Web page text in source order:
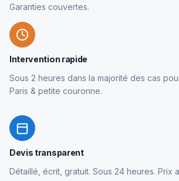
Garanties couvertes.
Intervention rapide
Sous 2 heures dans la majorité des cas
Paris & petite couronne.
Devis transparent
Détaillé, écrit, gratuit. Sous 24 heures. Prix